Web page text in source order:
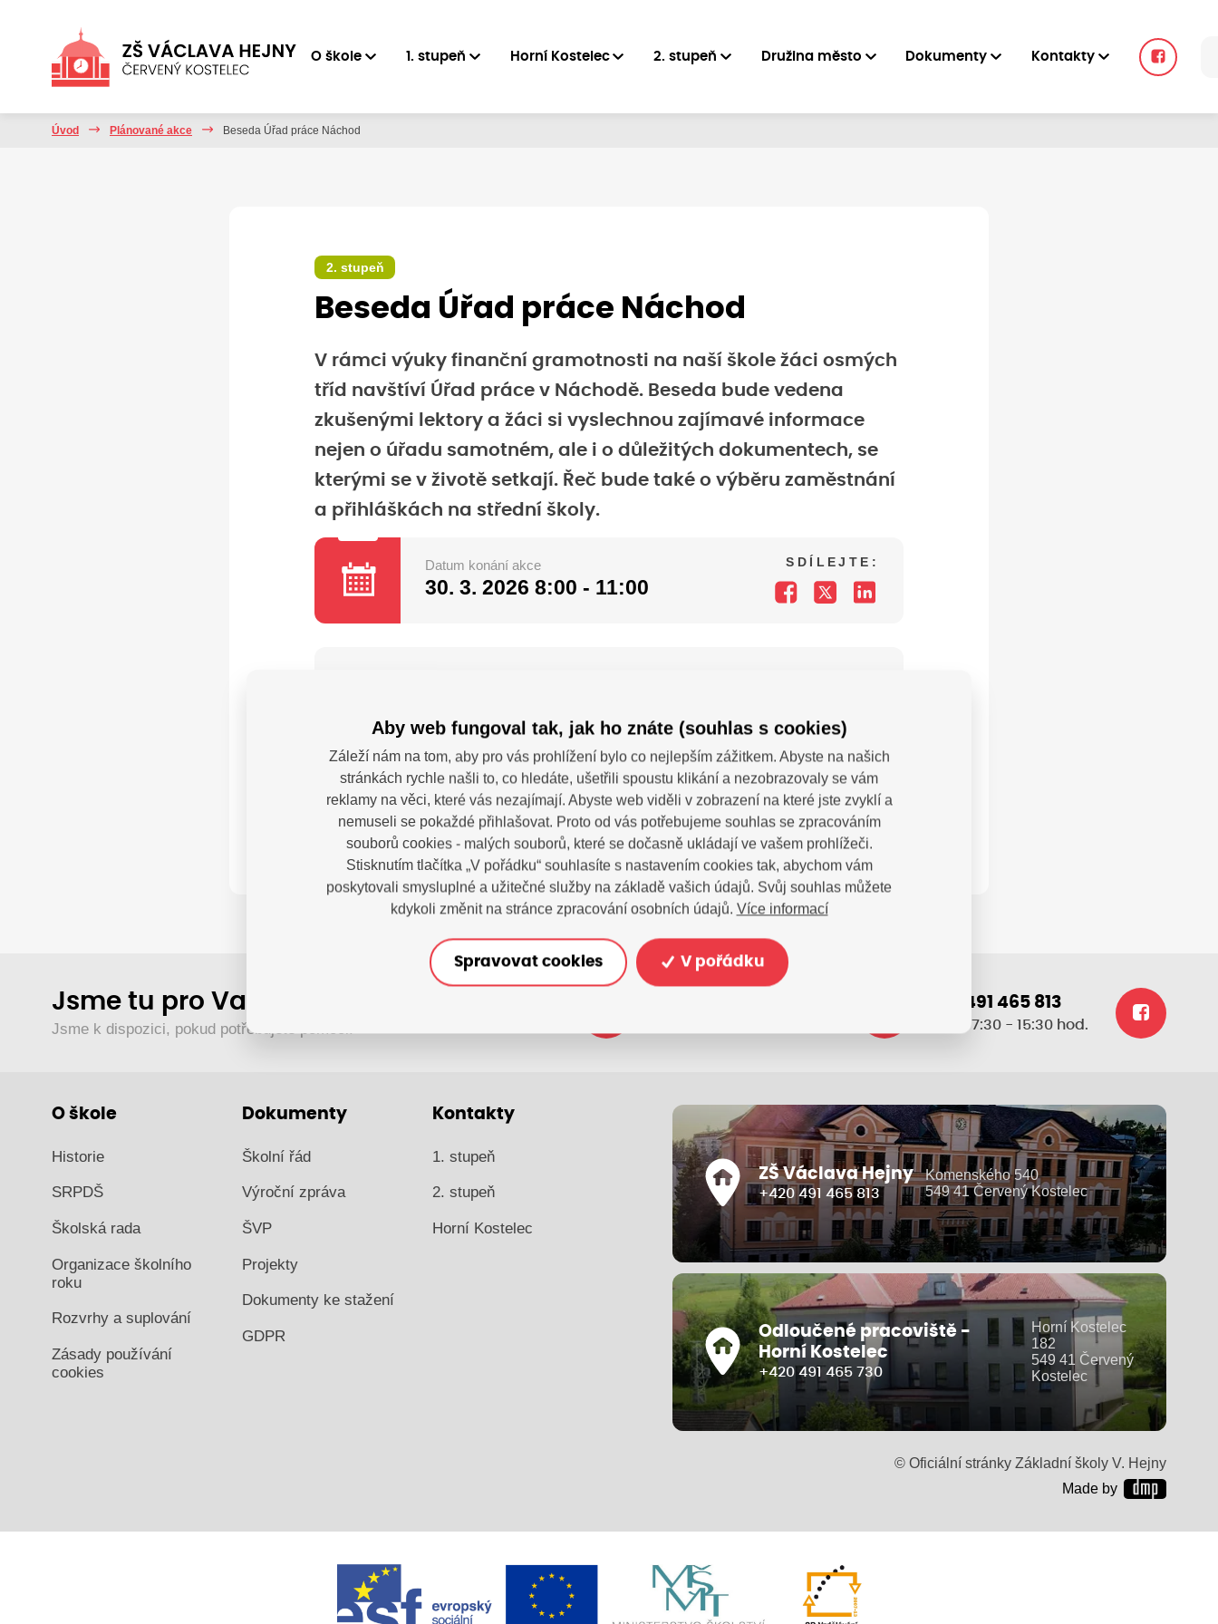
O škole 1. stupeň Horní Kostelec 2. stupeň Družina město Dokumenty Kontakty
Úvod Plánované akce Beseda Úřad práce Náchod
2. stupeň
Beseda Úřad práce Náchod
V rámci výuky finanční gramotnosti na naší škole žáci osmých
tříd navštíví Úřad práce v Náchodě. Beseda bude vedena
zkušenými lektory a žáci si vyslechnou zajímavé informace
nejen o úřadu samotném, ale i o důležitých dokumentech, se
kterými se v životě setkají. Řeč bude také o výběru zaměstnání
a přihláškách na střední školy.
Datum konání akce
30. 3. 2026 8:00 - 11:00
SDÍLEJTE:
Máte dotazy?
Kontaktujte nás
SDÍLEJTE:
Jsme tu pro Vaše děti.
Jsme k dispozici, pokud potřebujete pomoci.
+420 491 465 813
po-pá: 7:30 - 15:30 hod.
O škole
Historie
SRPDŠ
Školská rada
Organizace školního
roku
Rozvrhy a suplování
Zásady používání
cookies
Dokumenty
Školní řád
Výroční zpráva
ŠVP
Projekty
Dokumenty ke stažení
GDPR
Kontakty
1. stupeň
2. stupeň
Horní Kostelec
ZŠ Václava Hejny
+420 491 465 813
Komenského 540
549 41 Červený Kostelec
Odloučené pracoviště -
Horní Kostelec
+420 491 465 730
Horní Kostelec
182
549 41 Červený
Kostelec
© Oficiální stránky Základní školy V. Hejny
Made by
Aby web fungoval tak, jak ho znáte (souhlas s cookies)
Záleží nám na tom, aby pro vás prohlížení bylo co nejlepším zážitkem. Abyste na našich
stránkách rychle našli to, co hledáte, ušetřili spoustu klikání a nezobrazovaly se vám
reklamy na věci, které vás nezajímají. Abyste web viděli v zobrazení na které jste zvyklí a
nemuseli se pokaždé přihlašovat. Proto od vás potřebujeme souhlas se zpracováním
souborů cookies - malých souborů, které se dočasně ukládají ve vašem prohlížeči.
Stisknutím tlačítka „V pořádku“ souhlasíte s nastavením cookies tak, abychom vám
poskytovali smysluplné a užitečné služby na základě vašich údajů. Svůj souhlas můžete
kdykoli změnit na stránce zpracování osobních údajů. Více informací
Spravovat cookies V pořádku